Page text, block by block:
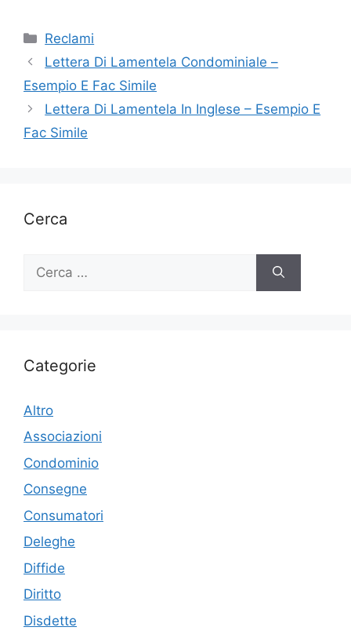
Categorie
Reclami
Lettera Di Lamentela Condominiale –
Esempio E Fac Simile
Lettera Di Lamentela In Inglese – Esempio E
Fac Simile
Cerca
per:
Categorie
Altro
Associazioni
Condominio
Consegne
Consumatori
Deleghe
Diffide
Diritto
Disdette